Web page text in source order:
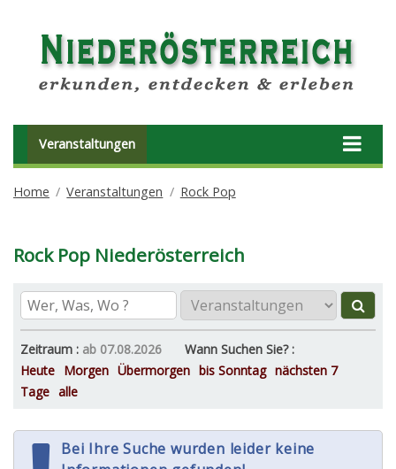
Veranstaltungen
Home Veranstaltungen Rock Pop
Rock Pop Niederösterreich
Zeitraum : ab 07.08.2026
Wann Suchen Sie? :
Heute Morgen Übermorgen bis Sonntag nächsten 7
Tage alle
Bei Ihre Suche wurden leider keine